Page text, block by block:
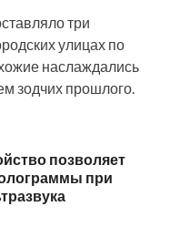
три
улицах по
наслаждались
зодчих прошлого.
позволяет
при